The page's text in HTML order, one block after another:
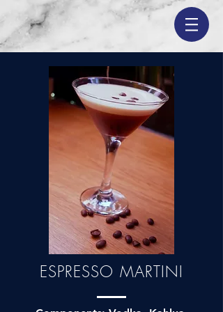
ESPRESSO MARTINI